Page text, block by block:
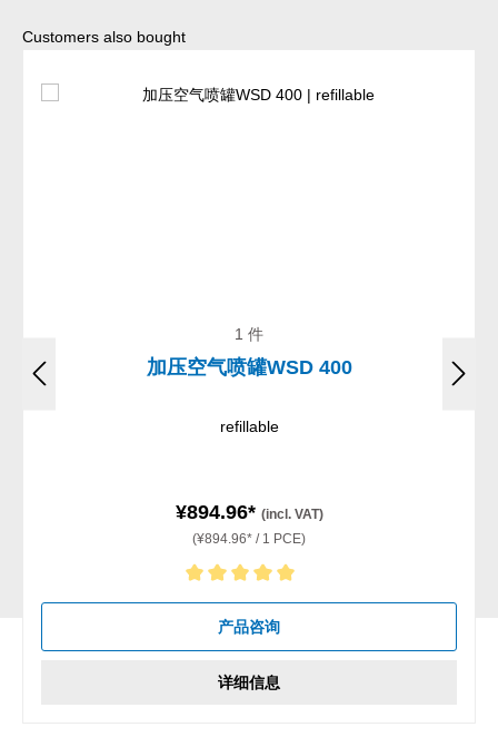
Skip product gallery
Customers also bought
1 件
加压空气喷罐WSD 400
refillable
¥894.96* (incl. VAT)
(¥894.96* / 1 PCE)
Average rating of 5 out of 5 stars
产品咨询
详细信息